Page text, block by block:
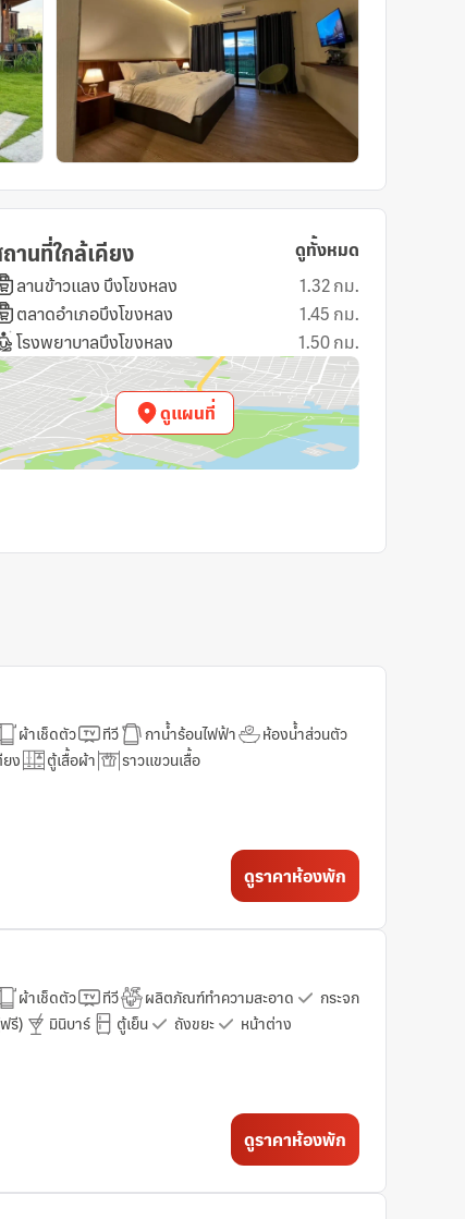
องอาหาร
/ บาร์ของว่าง
ชียในห้องอาหาร
ารมังสวิรัติ
าตามสั่ง
ย็นในห้องอาหาร
นในห้องอาหาร
อาหารเช้าในห้องอาห
อาหารกลางวันในห้อง
ร้านกาแฟ
ห้องอาหารบุฟเฟ่ต์
รูมเซอร์วิส / บริการ
อาหารเช้าฟรี
เครื่องปรับอากาศใน
านที่ใกล้เคียง
ดูทั้งหมด
ลานข้าวแลง บึงโขงหลง
1.32 กม.
ตลาดอำเภอบึงโขงหลง
1.45 กม.
โรงพยาบาลบึงโขงหลง
1.50 กม.
ดูแผนที่
ผ้าเช็ดตัว ทีวี กาน้ำร้อนไฟฟ้า
ห้องน้ำส่วนตัว
ง ตู้เสื้อผ้า
ราวแขวนเสื้อ
ดูราคาห้องพัก
ผ้าเช็ดตัว ทีวี ผลิตภัณฑ์ทำความสะอาด
กระจก
รี) มินิบาร์ ตู้เย็น ถังขยะ
หน้าต่าง
ดูราคาห้องพัก